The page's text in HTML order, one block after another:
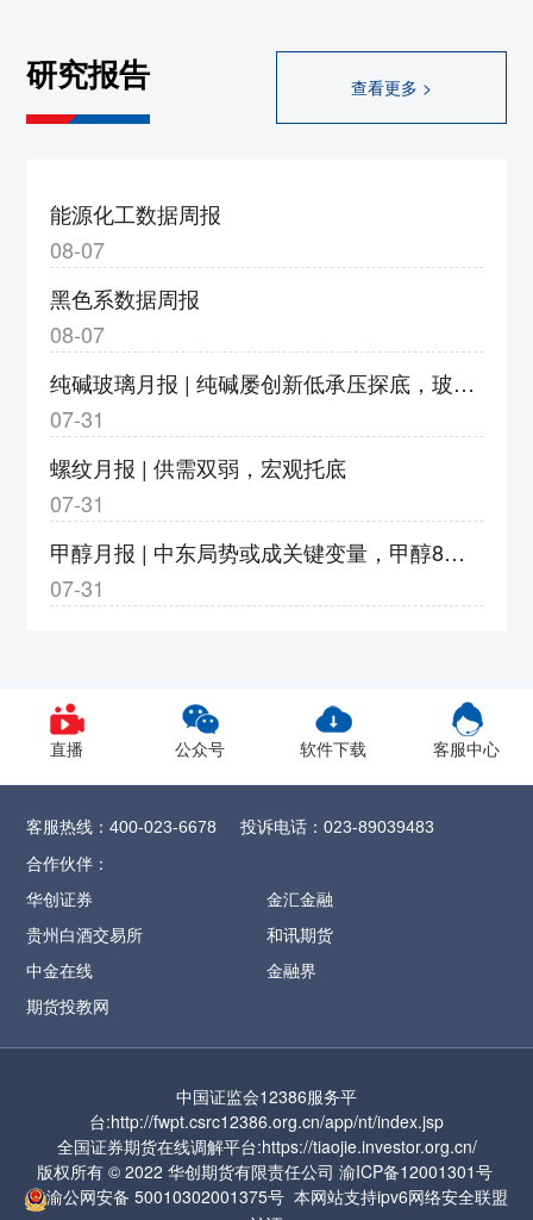
约保证金调整为17%，
为18%，jm/j2609合约保证金调整为19%
3、v2609合约保证金调整为18%，涨跌停板
幅度调整为9%
幅度调整为8%
5、eb2609合约保证金调整为20%，涨跌停板
幅度调整为11%
6、eg2609合约保证金调整为20%，涨跌停板
幅度调整为11%
7、pg2609合约保证金调整为23%，涨跌停板
整为18%，涨跌停板幅度调整为9%
8、pp2609合约保证金调整为18%，涨跌停板
1、CY2609合约保证金调整为12%，SR
合约保证金调整为13%，
CF/OI/RM/SF/SM2609合约保证金调整为
14%，SH/UR2609合约保证金调整为15%，
FG
保证金调整为17%，
ZC2609合约保证金调整
为57%
2、MA2609合约保证金调整为17%，涨跌停
板幅度调整为9%
4、PL2609合约保证金调整为17%，涨跌停板
幅度调整为9%
5、PR2609合约保证金调整为17%，涨跌停
板幅度调整为9%
研究报告 查看更多 >
能源化工数据周报
08-07
黑色系数据周报
08-07
纯碱玻璃月报 | 纯碱屡创新低承压探底，玻璃亏损加剧静待转机
07-31
螺纹月报 | 供需双弱，宏观托底
07-31
甲醇月报 | 中东局势或成关键变量，甲醇8月或以宽幅震荡运行
07-31
直播 公众号 软件下载 客服中心
客服热线：400-023-6678 投诉电话：023-89039483
合作伙伴：
华创证券
金汇金融
贵州白酒交易所
和讯期货
中金在线
金融界
期货投教网
中国证监会12386服务平
台:http://fwpt.csrc12386.org.cn/app/nt/index.jsp
全国证券期货在线调解平台:https://tiaojie.investor.org.cn/
版权所有 © 2022 华创期货有限责任公司 渝ICP备12001301号
渝公网安备 50010302001375号 本网站支持ipv6网络安全联盟